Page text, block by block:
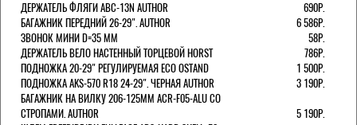
ДЕРЖАТЕЛЬ ФЛЯГИ ABC-13N AUTHOR
690Р.
БАГАЖНИК ПЕРЕДНИЙ 26-29". AUTHOR
6 586Р.
ЗВОНОК МИНИ D=35 ММ
58Р.
ДЕРЖАТЕЛЬ ВЕЛО НАСТЕННЫЙ ТОРЦЕВОЙ HORST
786Р.
ПОДНОЖКА 20-29" РЕГУЛИРУЕМАЯ ECO OSTAND
1 500Р.
ПОДНОЖКА AKS-570 R18 24-29". ЧЕРНАЯ AUTHOR
3 190Р.
БАГАЖНИК НА ВИЛКУ 206-125ММ ACR-F05-ALU СО
СТРОПАМИ. AUTHOR
5 190Р.